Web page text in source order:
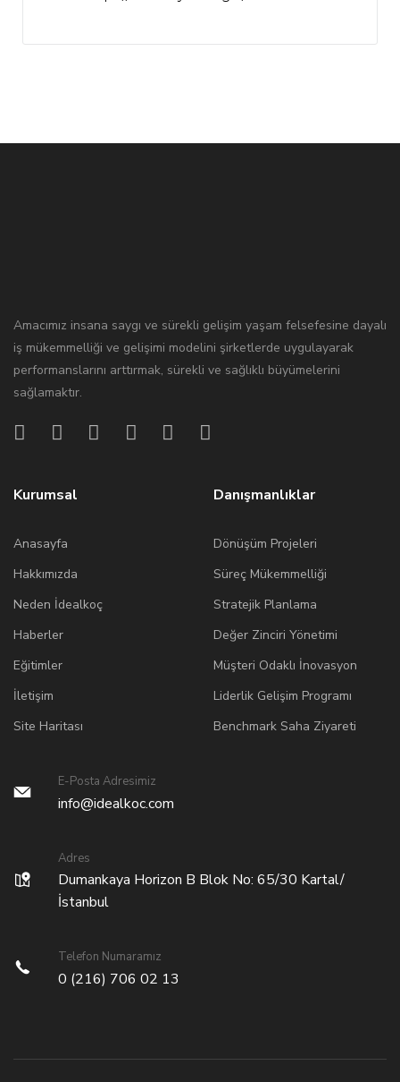
Amacımız insana saygı ve sürekli gelişim yaşam felsefesine dayalı
iş mükemmelliği ve gelişimi modelini şirketlerde uygulayarak
performanslarını arttırmak, sürekli ve sağlıklı büyümelerini
sağlamaktır.
Kurumsal
Anasayfa
Hakkımızda
Neden İdealkoç
Haberler
Eğitimler
İletişim
Site Haritası
Danışmanlıklar
Dönüşüm Projeleri
Süreç Mükemmelliği
Stratejik Planlama
Değer Zinciri Yönetimi
Müşteri Odaklı İnovasyon
Liderlik Gelişim Programı
Benchmark Saha Ziyareti
E-Posta Adresimiz
info@idealkoc.com
Adres
Dumankaya Horizon B Blok No: 65/30 Kartal/
İstanbul
Telefon Numaramız
0 (216) 706 02 13